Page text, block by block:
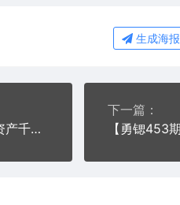
生成海报
【勇锶439期】《佛系定投训练营》月入3K到资产千万，对不理财的人，她有一套100%赚钱系统
下一篇：